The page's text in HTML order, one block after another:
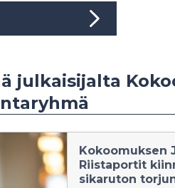
julkaisijalta
Kokoomuksen
Riistaportit
sikaruton